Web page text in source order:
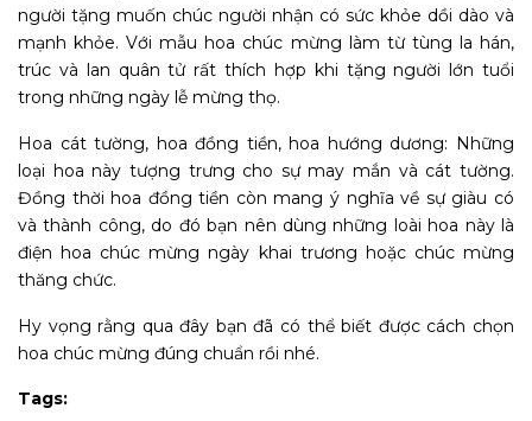
người tặng muốn chúc người nhận có sức khỏe dồi dào và
mạnh khỏe. Với mẫu hoa chúc mừng làm từ tùng la hán,
trúc và lan quân tử rất thích hợp khi tặng người lớn tuổi
trong những ngày lễ mừng thọ.
Hoa cát tường, hoa đồng tiền, hoa hướng dương: Những
loại hoa này tượng trưng cho sự may mắn và cát tường.
Đồng thời hoa đồng tiền còn mang ý nghĩa về sự giàu có
và thành công, do đó bạn nên dùng những loài hoa này là
điện hoa chúc mừng ngày khai trương hoặc chúc mừng
thăng chức.
Hy vọng rằng qua đây bạn đã có thể biết được cách chọn
hoa chúc mừng đúng chuẩn rồi nhé.
Tags: